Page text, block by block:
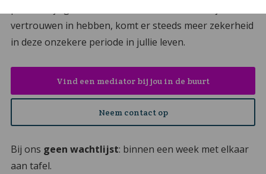
vertrouwen in hebben, komt er steeds meer zekerheid
in deze onzekere periode in jullie leven.
Vind een mediator bij jou in de buurt
Neem contact op
Bij ons geen wachtlijst: binnen een week met elkaar
aan tafel.